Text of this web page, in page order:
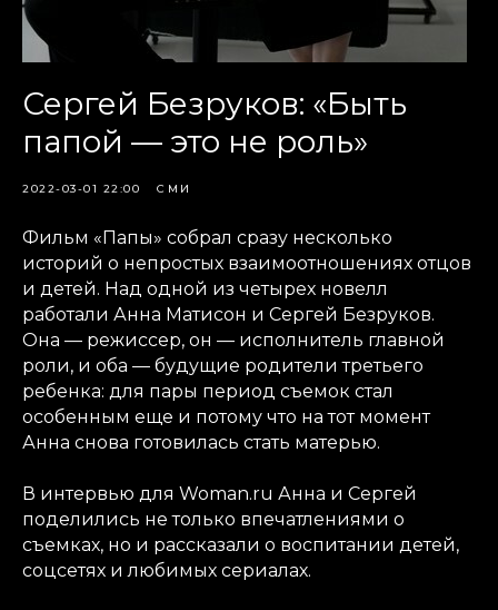
Сергей Безруков: «Быть
папой — это не роль»
2022-03-01 22:00 СМИ
Фильм «Папы» собрал сразу несколько
историй о непростых взаимоотношениях отцов
и детей. Над одной из четырех новелл
работали Анна Матисон и Сергей Безруков.
Она — режиссер, он — исполнитель главной
роли, и оба — будущие родители третьего
ребенка: для пары период съемок стал
особенным еще и потому что на тот момент
Анна снова готовилась стать матерью.
В интервью для Woman.ru Анна и Сергей
поделились не только впечатлениями о
съемках, но и рассказали о воспитании детей,
соцсетях и любимых сериалах.